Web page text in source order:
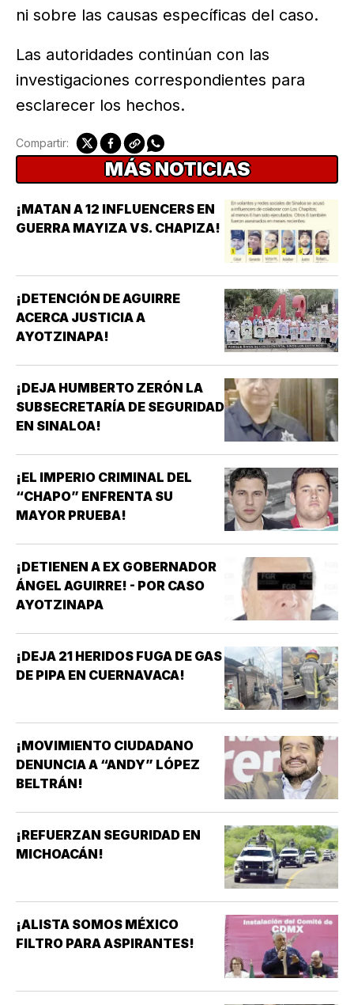
ni sobre las causas específicas del caso.
Las autoridades continúan con las
investigaciones correspondientes para
esclarecer los hechos.
Compartir:
MÁS NOTICIAS
¡MATAN A 12 INFLUENCERS EN
GUERRA MAYIZA VS. CHAPIZA!
¡DETENCIÓN DE AGUIRRE
ACERCA JUSTICIA A
AYOTZINAPA!
¡DEJA HUMBERTO ZERÓN LA
SUBSECRETARÍA DE SEGURIDAD
EN SINALOA!
¡EL IMPERIO CRIMINAL DEL
“CHAPO” ENFRENTA SU
MAYOR PRUEBA!
¡DETIENEN A EX GOBERNADOR
ÁNGEL AGUIRRE! - POR CASO
AYOTZINAPA
¡DEJA 21 HERIDOS FUGA DE GAS
DE PIPA EN CUERNAVACA!
¡MOVIMIENTO CIUDADANO
DENUNCIA A “ANDY” LÓPEZ
BELTRÁN!
¡REFUERZAN SEGURIDAD EN
MICHOACÁN!
¡ALISTA SOMOS MÉXICO
FILTRO PARA ASPIRANTES!